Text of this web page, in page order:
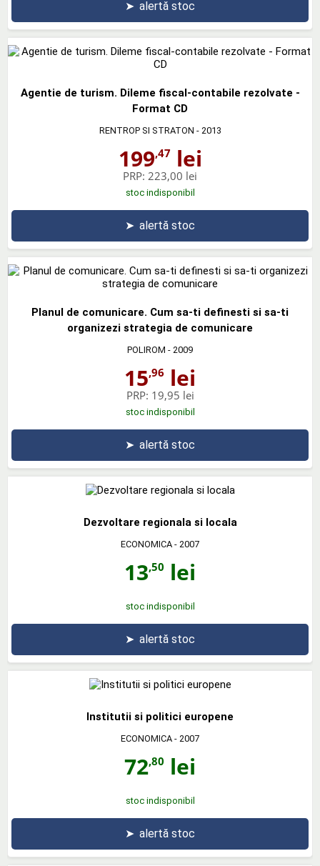
➤ alertă stoc
Agentie de turism. Dileme fiscal-contabile rezolvate -
Format CD
RENTROP SI STRATON - 2013
199,47lei
PRP: 223,00 lei
stoc indisponibil
➤ alertă stoc
Planul de comunicare. Cum sa-ti definesti si sa-ti
organizezi strategia de comunicare
POLIROM - 2009
15,96 lei
PRP: 19,95 lei
stoc indisponibil
➤ alertă stoc
Dezvoltare regionala si locala
ECONOMICA - 2007
13,50 lei
stoc indisponibil
➤ alertă stoc
Institutii si politici europene
ECONOMICA - 2007
72,80 lei
stoc indisponibil
➤ alertă stoc